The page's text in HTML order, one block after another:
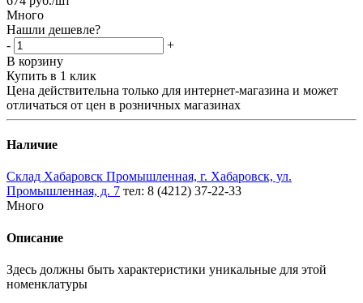
Много
Нашли дешевле?
-
+
В корзину
Купить в 1 клик
Цена действительна только для интернет-магазина и может
отличаться от цен в розничных магазинах
Наличие
Склад Хабаровск Промышленная, г. Хабаровск, ул.
Промышленная, д. 7 тел: 8 (4212) 37-22-33
Много
Описание
Здесь должны быть характеристики уникальные для этой
номенклатуры